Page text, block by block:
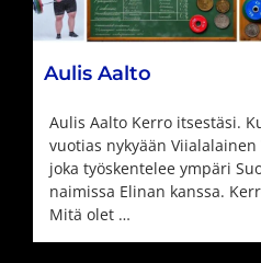
Aulis Aalto
Aulis Aalto Kerro itsestäsi.
vuotias nykyään
joka työskentelee ympäri
naimissa Elinan kanssa.
Mitä olet …